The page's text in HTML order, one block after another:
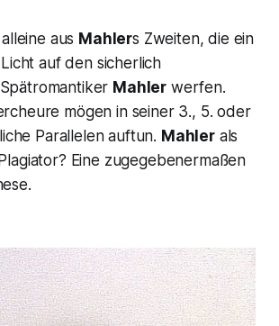
aus Mahlers Zweiten, die ein
auf den sicherlich
Mahler werfen.
mögen in seiner 3., 5. oder
Parallelen auftun. Mahlerals
Eine zugegebenermaßen